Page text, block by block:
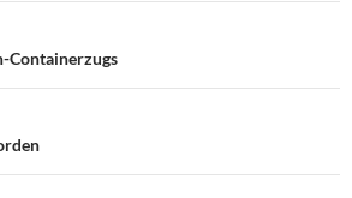
Containerzugs